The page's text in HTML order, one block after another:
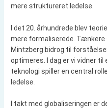
mere struktureret ledelse.
I det 20. århundrede blev
mere formaliserede. Tænkere
Mintzberg bidrog til
optimeres. I dag er vi vidner til
teknologi spiller en central
ledelse.
I takt med globaliseringen er